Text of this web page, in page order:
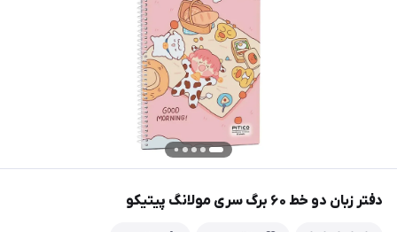
دفتر زبان دو خط ۶۰ برگ سری مولانگ پیتیکو